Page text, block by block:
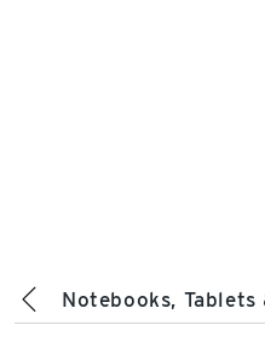
Notebooks, Tablets